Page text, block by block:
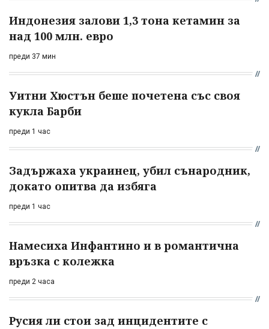
Индонезия залови 1,3 тона кетамин за
над 100 млн. евро
преди 37 мин
Уитни Хюстън беше почетена със своя
кукла Барби
преди 1 час
Задържаха украинец, убил сънародник,
докато опитва да избяга
преди 1 час
Намесиха Инфантино и в романтична
връзка с колежка
преди 2 часа
Русия ли стои зад инцидентите с